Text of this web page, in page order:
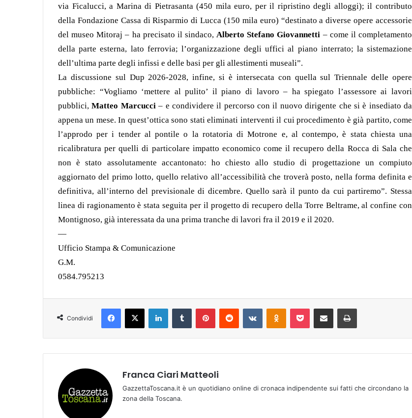
via Ficalucci, a Marina di Pietrasanta (450 mila euro, per il ripristino degli alloggi); il contributo
della Fondazione Cassa di Risparmio di Lucca (150 mila euro) “destinato a diverse opere accessorie
del museo Mitoraj – ha precisato il sindaco, Alberto Stefano Giovannetti – come il completamento
della parte esterna, lato ferrovia; l’organizzazione degli uffici al piano interrato; la sistemazione
dell’ultima parte degli infissi e delle basi per gli allestimenti museali”.
La discussione sul Dup 2026-2028, infine, si è intersecata con quella sul Triennale delle opere
pubbliche: “Vogliamo ‘mettere al pulito’ il piano di lavoro – ha spiegato l’assessore ai lavori
pubblici,Matteo Marcucci – e condividere il percorso con il nuovo dirigente che si è insediato da
appena un mese. In quest’ottica sono stati eliminati interventi il cui procedimento è già partito, come
l’approdo per i tender al pontile o la rotatoria di Motrone e, al contempo, è stata chiesta una
ricalibratura per quelli di particolare impatto economico come il recupero della Rocca di Sala che
non è stato assolutamente accantonato: ho chiesto allo studio di progettazione un compiuto
aggiornato del primo lotto, quello relativo all’accessibilità che troverà posto, nella forma definita e
definitiva, all’interno del previsionale di dicembre. Quello sarà il punto da cui partiremo”. Stessa
linea di ragionamento è stata seguita per il progetto di recupero della Torre Beltrame, al confine con
Montignoso, già interessata da una prima tranche di lavori fra il 2019 e il 2020.
—
Ufficio Stampa & Comunicazione
G.M.
0584.795213
Condividi
Franca Ciari Matteoli
GazzettaToscana.it è un quotidiano online di cronaca indipendente sui fatti che circondano la
zona della Toscana.